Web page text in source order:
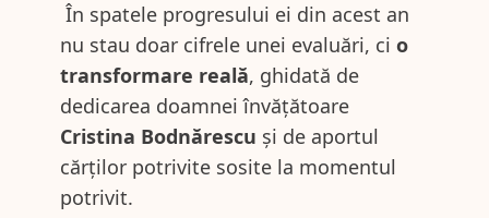
În spatele progresului ei din acest an
nu stau doar cifrele unei evaluări, ci o
transformare reală, ghidată de
dedicarea doamnei învățătoare
Cristina Bodnărescu și de aportul
cărților potrivite sosite la momentul
potrivit.